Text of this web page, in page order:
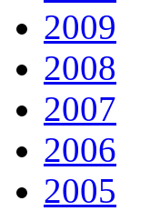
2009
2008
2007
2006
2005